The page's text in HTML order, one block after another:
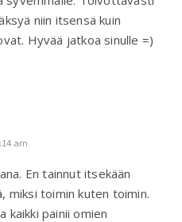
niin itsensä kuin
Hyvää jatkoa sinulle =)
am
En tainnut itsekään
miksi toimin kuten toimin.
kaikki painii omien